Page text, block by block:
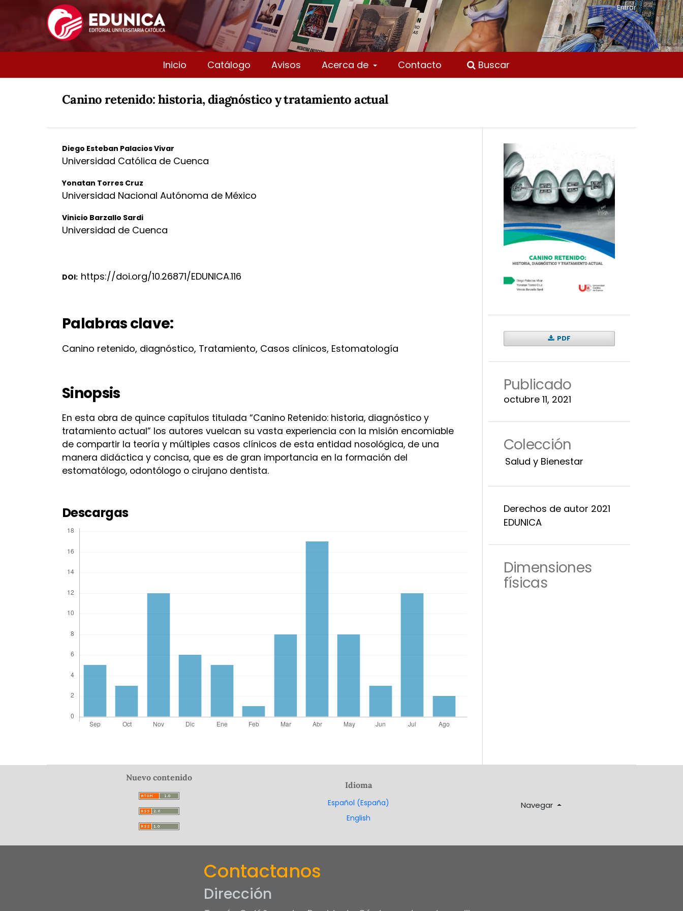
Inicio Catálogo Avisos Acerca de Contacto Buscar
Entrar
Canino retenido: historia, diagnóstico y tratamiento actual
Diego Esteban Palacios Vivar
Universidad Católica de Cuenca
Yonatan Torres Cruz
Universidad Nacional Autónoma de México
Vinicio Barzallo Sardi
Universidad de Cuenca
DOI: https://doi.org/10.26871/EDUNICA.116
Palabras clave:
Canino retenido, diagnóstico, Tratamiento, Casos clínicos, Estomatología
Sinopsis
En esta obra de quince capítulos titulada “Canino Retenido: historia, diagnóstico y
tratamiento actual” los autores vuelcan su vasta experiencia con la misión encomiable
de compartir la teoría y múltiples casos clínicos de esta entidad nosológica, de una
manera didáctica y concisa, que es de gran importancia en la formación del
estomatólogo, odontólogo o cirujano dentista.
Descargas
PDF
Publicado
octubre 11, 2021
Colección
Salud y Bienestar
Derechos de autor 2021
EDUNICA
Dimensiones
físicas
Nuevo contenido
Idioma
Español (España)
English
Navegar
Contactanos
Dirección